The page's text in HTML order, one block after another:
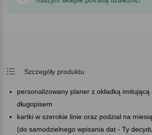
Szczegóły produktu
personalizowany planer z okładką imitującą
długopisem
kartki w szerokie linie oraz podział na
(do samodzielnego wpisania dat - Ty